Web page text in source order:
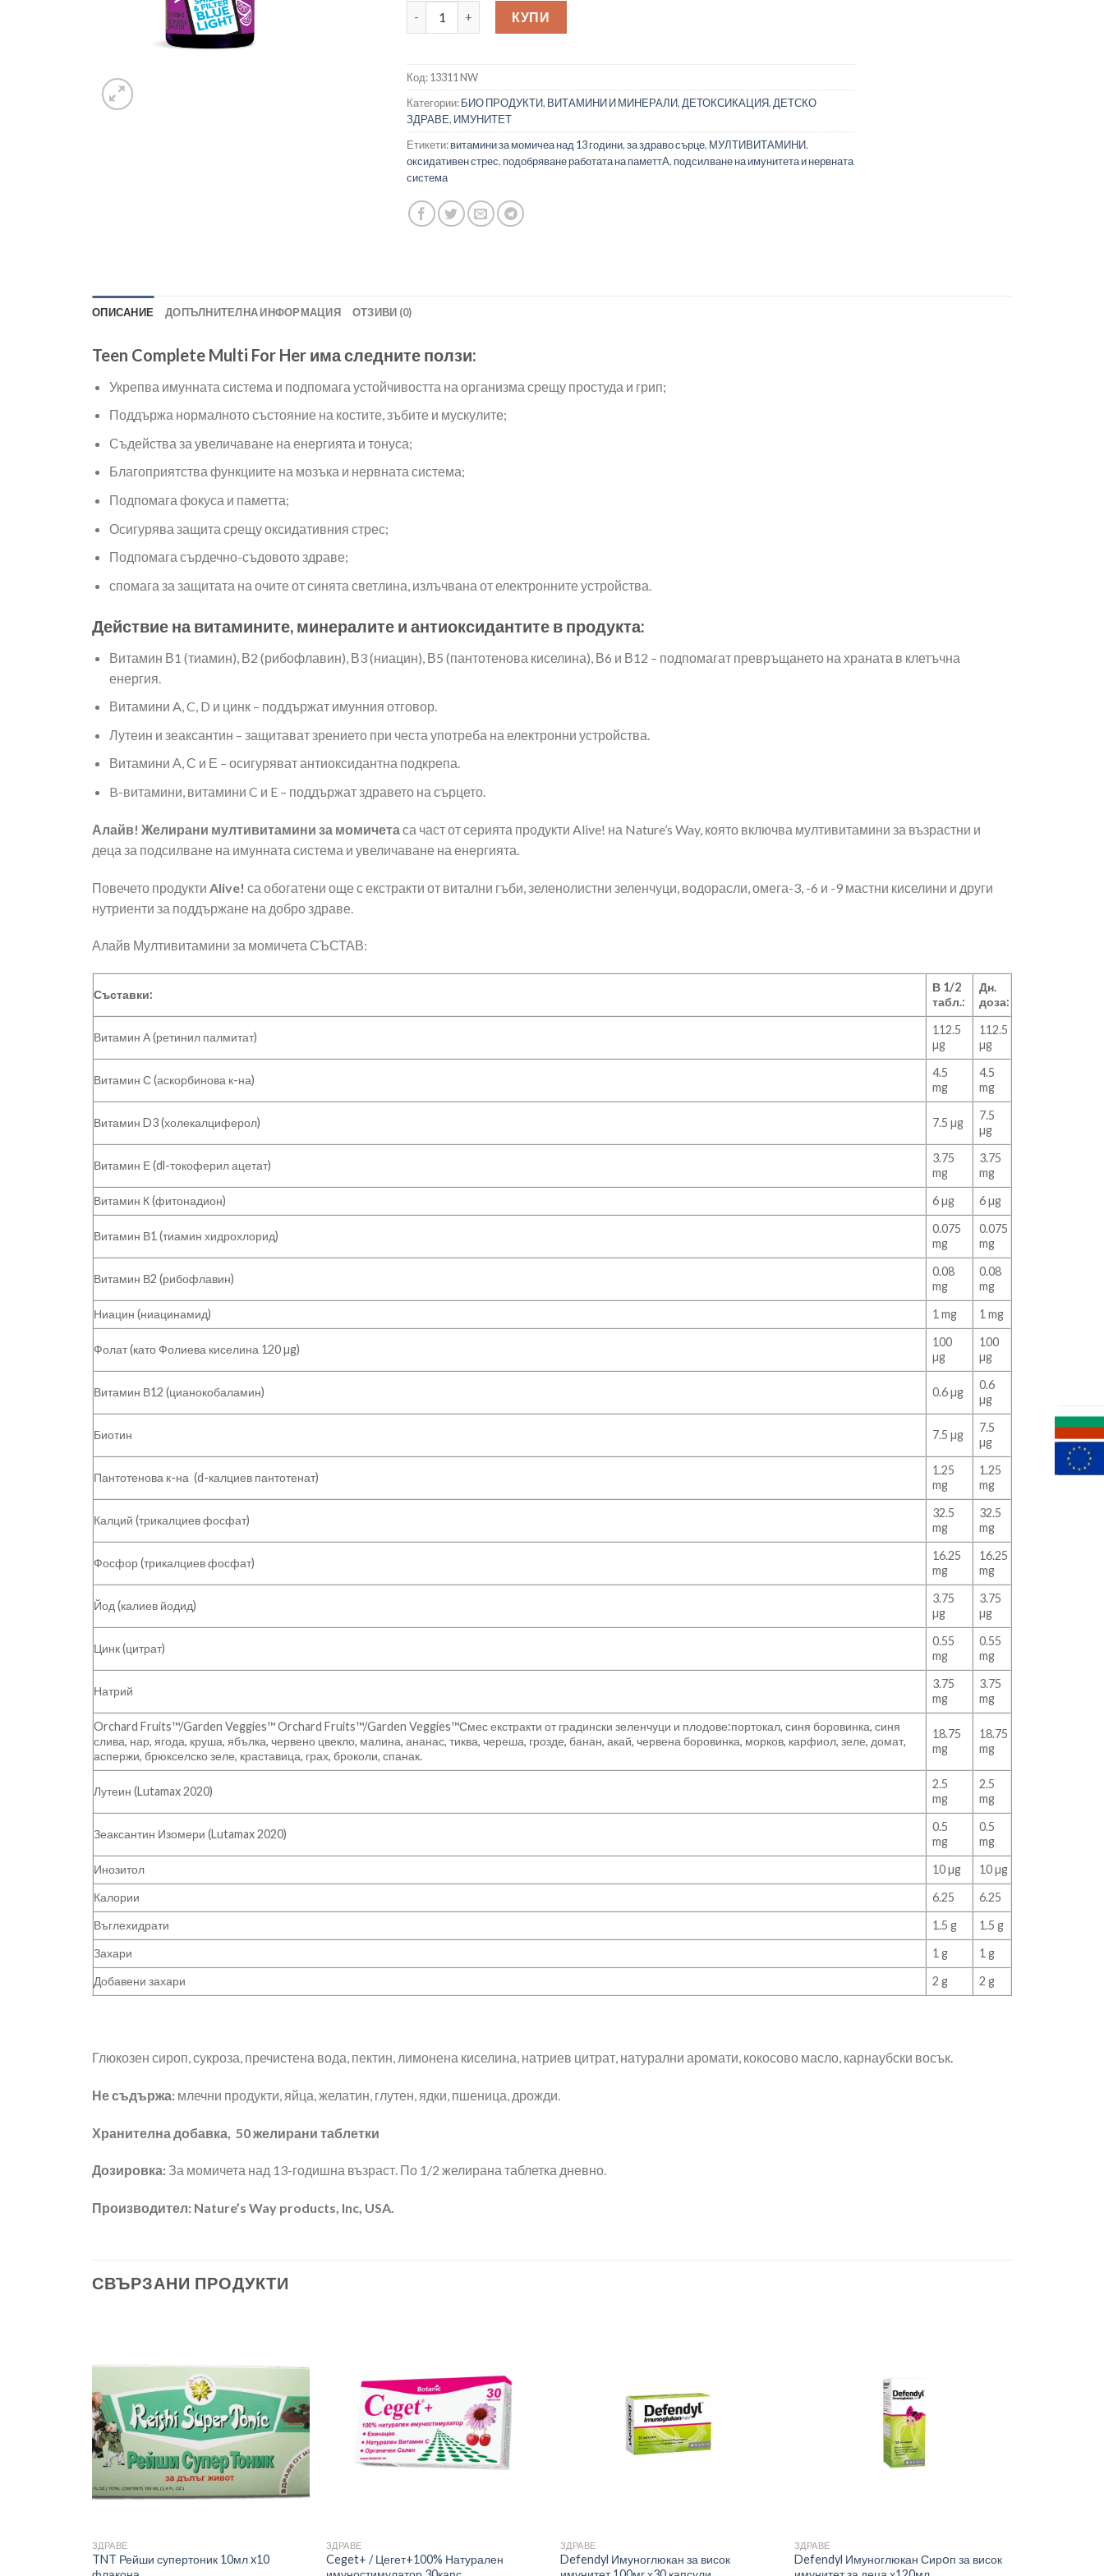
количество за Nature’s Way Alive! Teen Complete Multi For Her Алайв Мултивитамини за момичета х 50 желирани
КУПИ
Код:13311 NW
Категории:БИО ПРОДУКТИ, ВИТАМИНИ И МИНЕРАЛИ, ДЕТОКСИКАЦИЯ, ДЕТСКО
ЗДРАВЕ, ИМУНИТЕТ
Етикети:витамини за момичеа над 13 години,за здраво сърце, МУЛТИВИТАМИНИ,
оксидативен стрес, подобряване работата на паметтА, подсилване на имунитета и нервната
система
ОПИСАНИЕ ДОПЪЛНИТЕЛНА ИНФОРМАЦИЯ ОТЗИВИ (0)
Teen Complete Multi For Her има следните ползи:
Укрепва имунната система и подпомага устойчивостта на организма срещу простуда и грип;
Поддържа нормалното състояние на костите, зъбите и мускулите;
Съдейства за увеличаване на енергията и тонуса;
Благоприятства функциите на мозъка и нервната система;
Подпомага фокуса и паметта;
Осигурява защита срещу оксидативния стрес;
Подпомага сърдечно-съдовото здраве;
спомага за защитата на очите от синята светлина, излъчвана от електронните устройства.
Действие на витамините, минералите и антиоксидантите в продукта:
Витамин В1 (тиамин), В2 (рибофлавин), В3 (ниацин), В5 (пантотенова киселина), В6 и В12 – подпомагат превръщането на храната в клетъчна
енергия.
Витамини A, C, D и цинк – поддържат имунния отговор.
Лутеин и зеаксантин – защитават зрението при честа употреба на електронни устройства.
Витамини А, С и Е – осигуряват антиоксидантна подкрепа.
B-витамини, витамини C и E – поддържат здравето на сърцето.
Алайв! Желирани мултивитамини за момичета са част от серията продукти Alive! на Nature’s Way, която включва мултивитамини за възрастни и
деца за подсилване на имунната система и увеличаване на енергията.
Повечето продукти Alive! са обогатени още с екстракти от витални гъби, зеленолистни зеленчуци, водорасли, омега-3, -6 и -9 мастни киселини и други
нутриенти за поддържане на добро здраве.
Алайв Мултивитамини за момичета СЪСТАВ:
Съставки:
В 1/2
табл.:
Дн.
доза:
Витамин А (ретинил палмитат)
112.5
µg
112.5
µg
Витамин С (аскорбинова к-на)
4.5
mg
4.5
mg
Витамин D3 (холекалциферол) 7.5 µg
7.5
µg
Витамин Е (dl-токоферил ацетат)
3.75
mg
3.75
mg
Витамин К (фитонадион)
6 µg 6 µg
Витамин В1 (тиамин хидрохлорид)
0.075
mg
0.075
mg
Витамин В2 (рибофлавин)
0.08
mg
0.08
mg
Ниацин (ниацинамид)
1 mg 1 mg
Фолат (като Фолиева киселина 120 µg)
100
µg
100
µg
Витамин В12 (цианокобаламин) 0.6 µg
0.6
µg
Биотин 7.5 µg
7.5
µg
Пантотенова к-на (d-калциев пантотенат)
1.25
mg
1.25
mg
Калций (трикалциев фосфат)
32.5
mg
32.5
mg
Фосфор (трикалциев фосфат)
16.25
mg
16.25
mg
Йод (калиев йодид)
3.75
µg
3.75
µg
Цинк (цитрат)
0.55
mg
0.55
mg
Натрий
3.75
mg
3.75
mg
Orchard Fruits™/Garden Veggies™ Orchard Fruits™/Garden Veggies™Смес екстракти от градински зеленчуци и плодове:портокал, синя боровинка, синя
слива, нар, ягода, круша, ябълка, червено цвекло, малина, ананас, тиква, череша, грозде, банан, акай, червена боровинка, морков, карфиол, зеле, домат,
аспержи, брюкселско зеле, краставица, грах, броколи, спанак.
18.75
mg
18.75
mg
Лутеин (Lutamax 2020)
2.5
mg
2.5
mg
Зеаксантин Изомери (Lutamax 2020)
0.5
mg
0.5
mg
Инозитол
10 µg
10 µg
Калории
6.25
6.25
Въглехидрати
1.5 g
1.5 g
Захари
1 g
1 g
Добавени захари
2 g 2 g
Глюкозен сироп, сукроза, пречистена вода, пектин, лимонена киселина, натриев цитрат, натурални аромати, кокосово масло, карнаубски восък.
Не съдържа: млечни продукти, яйца, желатин, глутен, ядки, пшеница, дрожди.
Хранителна добавка, 50 желирани таблетки
Дозировка: За момичета над 13-годишна възраст. По 1/2 желирана таблетка дневно.
Производител: Nature’s Way products, Inc, USA.
СВЪРЗАНИ ПРОДУКТИ
ЗДРАВЕ
TNT Рейши супертоник 10мл x10
ЗДРАВЕ
Ceget+ / Цегет+100% Натурален
ЗДРАВЕ
Defendyl Имуноглюкан за висок
ЗДРАВЕ
Defendyl Имуноглюкан Сирoп за висок